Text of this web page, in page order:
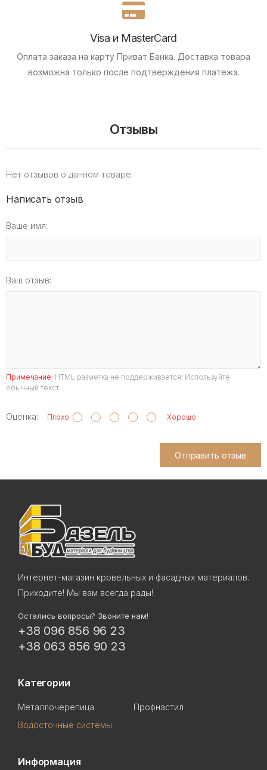
Visa и MasterCard
Оплата заказа на карту Приват Банка. Доставка товара
возможна только после подтверждения платежа.
Отзывы
Нет отзывов о данном товаре.
Написать отзыв
Ваше имя:
Ваш отзыв:
Примечание: HTML разметка не поддерживается! Используйте
обычный текст.
Оценка: Плохо Хорошо
Отправить отзыв
Интернет-магазин кровельных и фасадных материалов.
Приходите! Мы вам всегда рады!
Остались вопросы? Звоните нам!
+38 096 856 96 23
+38 063 856 90 23
Категории
Металлочерепица
Профнастил
Водосточные системы
Информация